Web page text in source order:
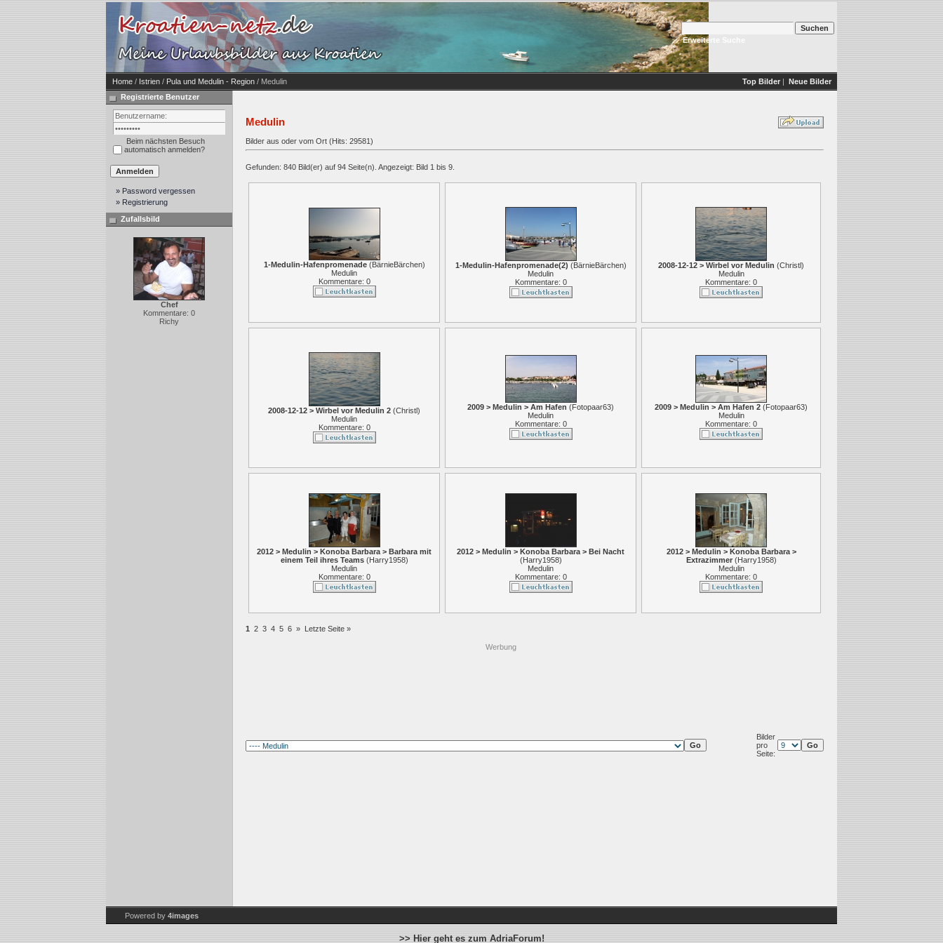
Erweiterte Suche
Home / Istrien / Pula und Medulin - Region / Medulin Top Bilder | Neue Bilder
Registrierte Benutzer
Beim nächsten Besuch
automatisch anmelden?
» Password vergessen
» Registrierung
Zufallsbild
Chef
Kommentare: 0
Richy
Medulin
Bilder aus oder vom Ort (Hits: 29581)
Gefunden: 840 Bild(er) auf 94 Seite(n). Angezeigt: Bild 1 bis 9.
1-Medulin-Hafenpromenade(BärnieBärchen)
Medulin
Kommentare: 0
1-Medulin-Hafenpromenade(2) (BärnieBärchen)
Medulin
Kommentare: 0
2008-12-12 > Wirbel vor Medulin (Christl)
Medulin
Kommentare: 0
2008-12-12 > Wirbel vor Medulin 2 (Christl)
Medulin
Kommentare: 0
2009 > Medulin > Am Hafen (Fotopaar63)
Medulin
Kommentare: 0
2009 > Medulin > Am Hafen 2 (Fotopaar63)
Medulin
Kommentare: 0
2012 > Medulin > Konoba Barbara > Barbara mit
einem Teil ihres Teams(Harry1958)
Medulin
Kommentare: 0
2012 > Medulin > Konoba Barbara > Bei Nacht
(Harry1958)
Medulin
Kommentare: 0
2012 > Medulin > Konoba Barbara >
Extrazimmer(Harry1958)
Medulin
Kommentare: 0
1 2 3 4 5 6 » Letzte Seite »
Werbung
Bilder
pro
Seite:
Powered by 4images
>> Hier geht es zum AdriaForum!